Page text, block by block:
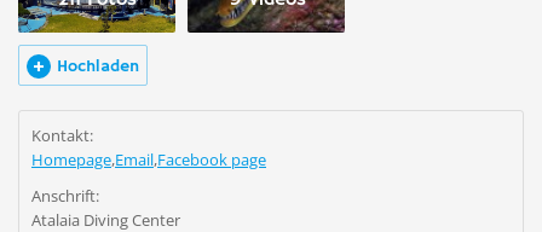
Hochladen
Kontakt:
Homepage,Email,Facebook page
Anschrift:
Atalaia Diving Center